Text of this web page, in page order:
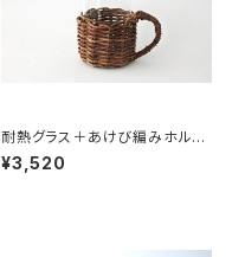
耐熱グラス＋あけび編みホルダ
ー（持ち手付き）
¥3,520